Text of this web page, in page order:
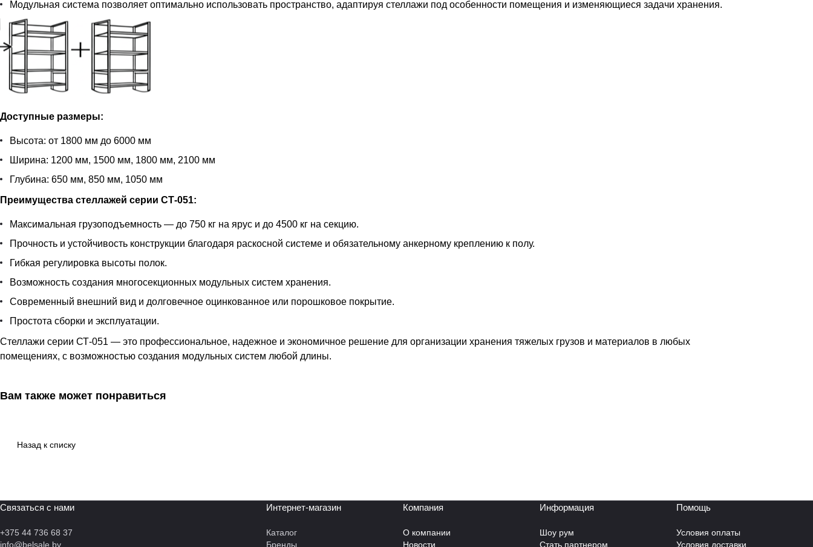
Модульная система позволяет оптимально использовать пространство, адаптируя стеллажи под особенности помещения и изменяющиеся задачи хранения.
Доступные размеры:
Высота: от 1800 мм до 6000 мм
Ширина: 1200 мм, 1500 мм, 1800 мм, 2100 мм
Глубина: 650 мм, 850 мм, 1050 мм
Преимущества стеллажей серии СТ-051:
Максимальная грузоподъемность — до 750 кг на ярус и до 4500 кг на секцию.
Прочность и устойчивость конструкции благодаря раскосной системе и обязательному анкерному креплению к полу.
Гибкая регулировка высоты полок.
Возможность создания многосекционных модульных систем хранения.
Современный внешний вид и долговечное оцинкованное или порошковое покрытие.
Простота сборки и эксплуатации.
Стеллажи серии СТ-051 — это профессиональное, надежное и экономичное решение для организации хранения тяжелых грузов и материалов в любых
помещениях, с возможностью создания модульных систем любой длины.
Вам также может понравиться
Назад к списку
Связаться с нами
+375 44 736 68 37
info@belsale.by
Интернет-магазин
Каталог
Бренды
Компания
О компании
Новости
Информация
Шоу рум
Стать партнером
Помощь
Условия оплаты
Условия доставки